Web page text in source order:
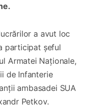
a avut loc
participat șeful
Armatei Naționale,
de Infanterie
ambasadei SUA
Petkov.